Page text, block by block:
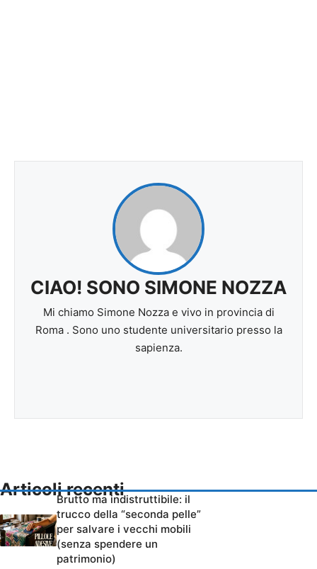
CIAO! SONO SIMONE NOZZA
Mi chiamo Simone Nozza e vivo in provincia di
Roma . Sono uno studente universitario presso la
sapienza.
Articoli recenti
Brutto ma indistruttibile: il
trucco della “seconda pelle”
per salvare i vecchi mobili
(senza spendere un
patrimonio)